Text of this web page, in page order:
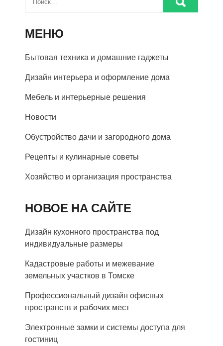
МЕНЮ
Бытовая техника и домашние гаджеты
Дизайн интерьера и оформление дома
Мебель и интерьерные решения
Новости
Обустройство дачи и загородного дома
Рецепты и кулинарные советы
Хозяйство и организация пространства
НОВОЕ НА САЙТЕ
Дизайн кухонного пространства под
индивидуальные размеры
Кадастровые работы и межевание
земельных участков в Томске
Профессиональный дизайн офисных
пространств и рабочих мест
Электронные замки и системы доступа для
гостиниц